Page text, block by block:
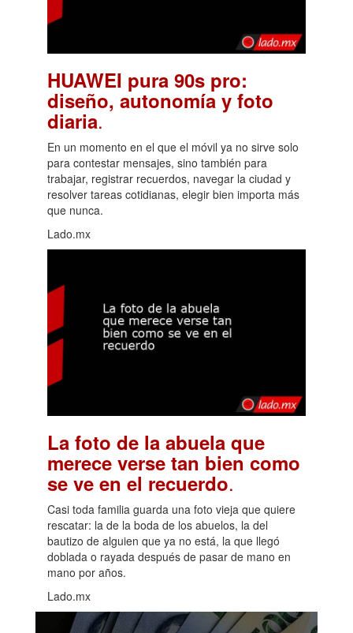
HUAWEI pura 90s pro:
diseño, autonomía y foto
diaria.
En un momento en el que el móvil ya no sirve solo
para contestar mensajes, sino también para
trabajar, registrar recuerdos, navegar la ciudad y
resolver tareas cotidianas, elegir bien importa más
que nunca.
Lado.mx
La foto de la abuela que
merece verse tan bien como
se ve en el recuerdo.
Casi toda familia guarda una foto vieja que quiere
rescatar: la de la boda de los abuelos, la del
bautizo de alguien que ya no está, la que llegó
doblada o rayada después de pasar de mano en
mano por años.
Lado.mx